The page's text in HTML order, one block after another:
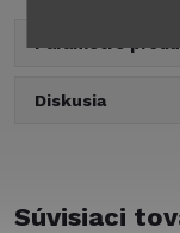
Diskusia
Súvisiaci